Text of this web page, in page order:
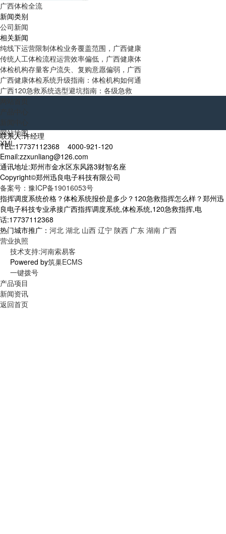
广西体检全流
新闻类别
公司新闻
相关新闻
纯线下运营限制体检业务覆盖范围，广西健康
传统人工体检流程运营效率偏低，广西健康体
体检机构存量客户流失、复购意愿偏弱，广西
广西健康体检系统升级指南：体检机构如何通
广西120急救系统选型避坑指南：各级急救
网站地图
XML
联系人:许经理
TEL:17737112368 4000-921-120
Email:zzxunliang@126.com
通讯地址:郑州市金水区东风路3财智名座
Copyright©郑州迅良电子科技有限公司
备案号：豫ICP备19016053号
指挥调度系统价格？体检系统报价是多少？120急救指挥怎么样？郑州迅
良电子科技专业承接广西指挥调度系统,体检系统,120急救指挥,电
话:17737112368
热门城市推广： 河北 湖北 山西 辽宁 陕西 广东 湖南 广西
营业执照
技术支持:河南索易客
Powered by筑巢ECMS
一键拨号
产品项目
新闻资讯
返回首页